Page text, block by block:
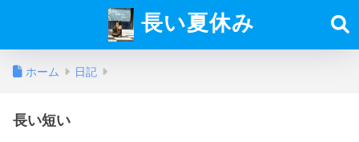
長い夏休み
ホーム 日記
長い短い